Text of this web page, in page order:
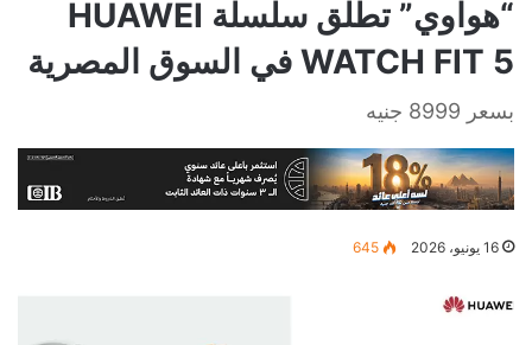
“هواوي” تطلق سلسلة HUAWEI
WATCH FIT 5 في السوق المصرية
بسعر 8999 جنيه
16 يونيو، 2026 645